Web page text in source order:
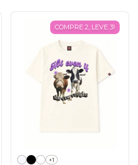
COMPRE 2, LEVE 3!
+1